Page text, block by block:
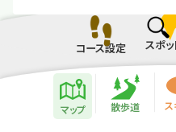
コース設定 スポッ
マップ 散歩道 ス
散歩道
緑地